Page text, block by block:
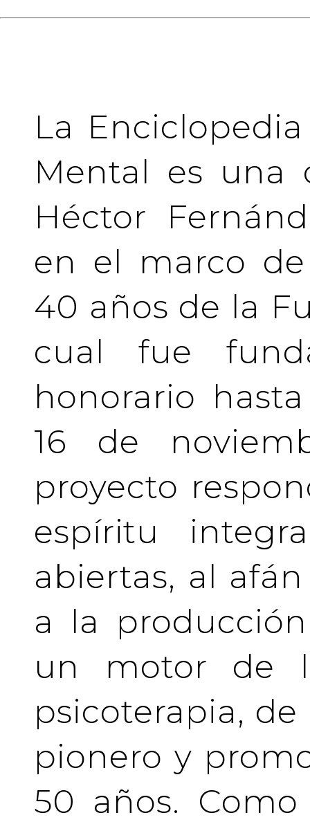
La
Mental es una
Héctor
en el marco
40 años de la
cual fue
honorario
16 de
proyecto
espíritu
abiertas, al
a la
un motor de
psicoterapia,
pionero y
50 años.